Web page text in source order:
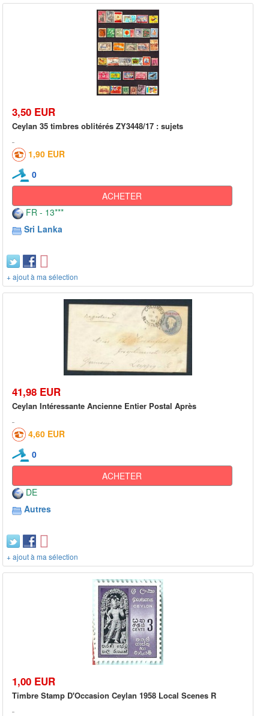
3,50 EUR
Ceylan 35 timbres oblitérés ZY3448/17 : sujets
1,90 EUR
0
ACHETER
FR - 13***
Sri Lanka
+ ajout à ma sélection
41,98 EUR
Ceylan Intéressante Ancienne Entier Postal Après
4,60 EUR
0
ACHETER
DE
Autres
+ ajout à ma sélection
1,00 EUR
Timbre Stamp D'Occasion Ceylan 1958 Local Scenes R